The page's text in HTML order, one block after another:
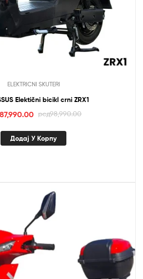
ELEKTRICNI SKUTERI
Elektični bicikl crni ZRX1
рсд98,990.00
Оригинална
је
Тренутна
је:
Додај У Корпу